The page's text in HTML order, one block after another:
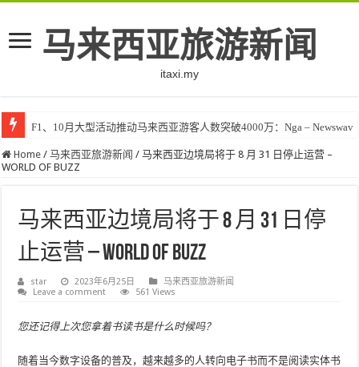
马来西亚旅游新闻
itaxi.my
F1、10月大型活动推动马来西亚游客人数突破4000万：Nga – Newswav
Home / 马来西亚旅游新闻 / 马来西亚边境局将于 8 月 31 日停止运营 –
WORLD OF BUZZ
马来西亚边境局将于 8 月 31 日停
止运营 – WORLD OF BUZZ
star 2023年6月25日
马来西亚旅游新闻
Leave a comment
561 Views
您还记得上次您拿着书读书是什么时候吗？
随着当今数字设备的普及，越来越多的人转向电子书而不是阅读实体书